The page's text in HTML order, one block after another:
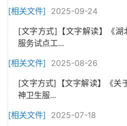
[相关文件]
2025-09-24
[文字方式]【文字解读】《湖
服务试点工...
[相关文件]
2025-08-26
[文字方式]【文字解读】《关
神卫生服...
[相关文件]
2025-07-18